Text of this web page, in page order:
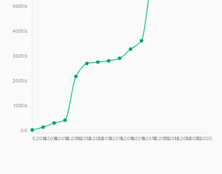
5.20186.20188.201810.201811.201812.20182.20193.20195.20196.20199.201910.201911.201912.20193.20205.2020
0.0
100tis
200tis
300tis
400tis
500tis